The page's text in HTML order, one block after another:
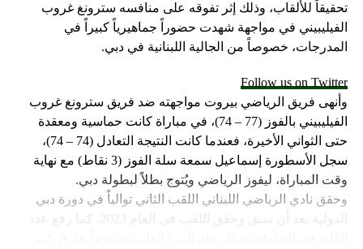
تحقيقاً للألقاب، وذلك إثر تفوقه على منافسه سترونغ غروب
الفيليبيني في مواجهة شهدت حضوراً جماهيرياً كبيراً في
المدرجات، خصوصاً من الجالية اللبنانية في دبي.
Follow us on Twitter
وأنهى فريق الرياضي بيروت مواجهته ضد فريق سترونغ غروب
الفيليبيني بالفوز (77 – 74)، في مباراة كانت حماسية ومعقدة
حتى الثواني الأخيرة، فعندما كانت النتيجة التعادل (74 – 74)،
سجل الأسطورة إسماعيل سمعة سلة الفوز (3 نقاط) مع نهاية
وقت المباراة، ليفوز الرياضي ويُتوج بطلاً لبطولة دبي.
وحقق نادي الرياضي اللبناني اللقب الثاني توالياً في دورة دبي
الدولية بعد أن سبق وحقق اللقب في العام 2023، كما رفع عدد